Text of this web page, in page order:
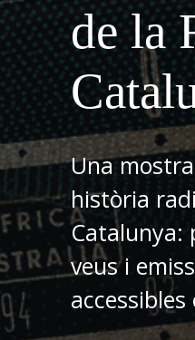
de la
Una
història
Catalunya:
veus i
accessibles